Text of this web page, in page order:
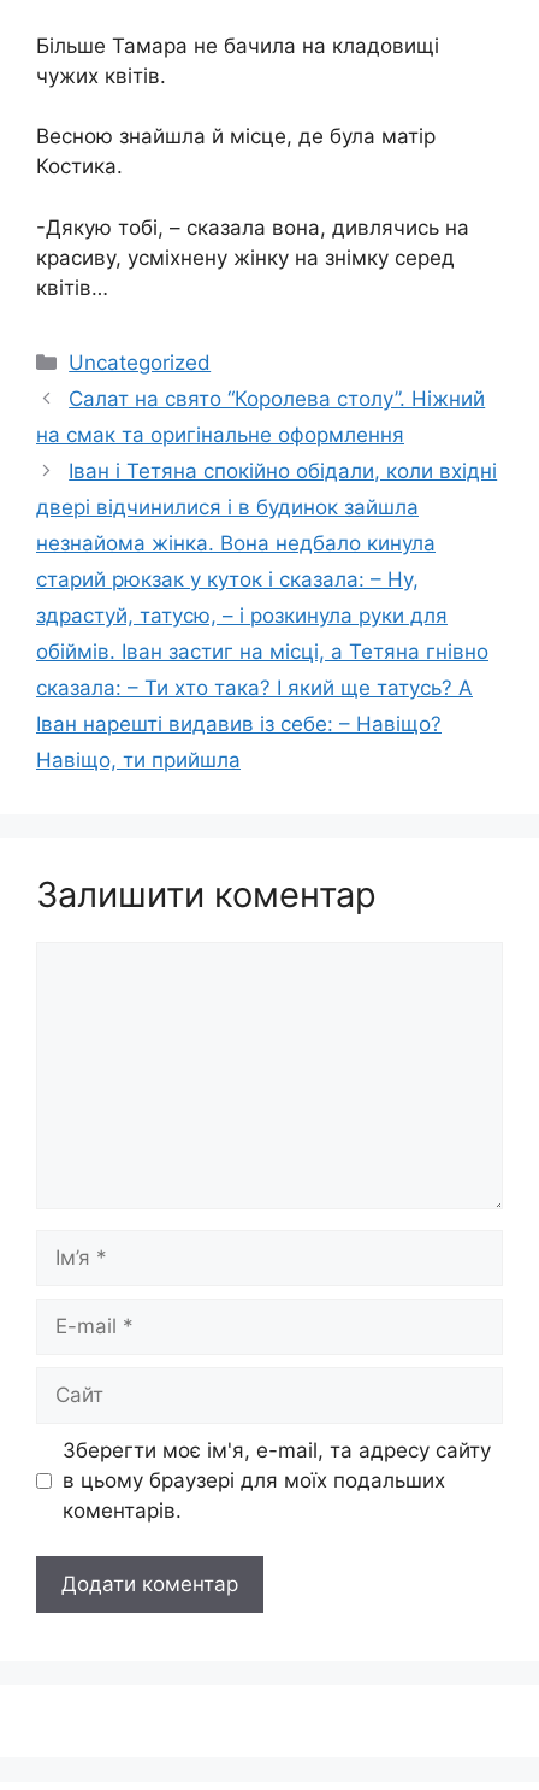
Більше Тамара не бачила на кладовищі
чужих квітів.
Весною знайшла й місце, де була матір
Костика.
-Дякую тобі, – сказала вона, дивлячись на
красиву, усміхнену жінку на знімку серед
квітів…
Категорії
Uncategorized
Салат на свято “Королева столу”. Ніжний
на смак та оригінальне оформлення
Іван і Тетяна спокійно обідали, коли вхідні
двері відчинилися і в будинок зайшла
незнайома жінка. Вона недбало кинула
старий рюкзак у куток і сказала: – Ну,
здрастуй, татусю, – і розкинула руки для
обіймів. Іван застиг на місці, а Тетяна гнівно
сказала: – Ти хто така? І який ще татусь? А
Іван нарешті видавив із себе: – Навіщо?
Навіщо, ти прийшла
Залишити коментар
mail
Зберегти моє ім'я, e-mail, та адресу сайту
в цьому браузері для моїх подальших
коментарів.